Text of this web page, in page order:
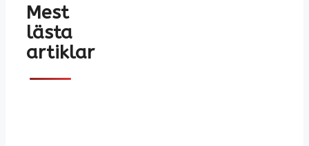
Mest
lästa
artiklar